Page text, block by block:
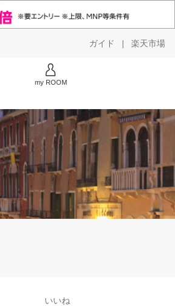
ガイド | 楽天市場
my ROOM
いいね